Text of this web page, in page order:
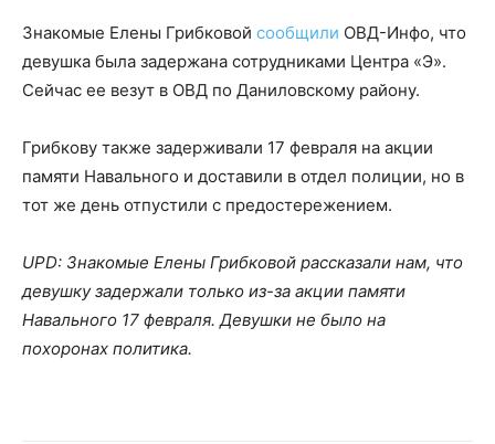
Знакомые Елены Грибковой сообщили ОВД-Инфо, что
девушка была задержана сотрудниками Центра «Э».
Сейчас ее везут в ОВД по Даниловскому району.
Грибкову также задерживали 17 февраля на акции
памяти Навального и доставили в отдел полиции, но в
тот же день отпустили с предостережением.
UPD: Знакомые Елены Грибковой рассказали нам, что
девушку задержали только из-за акции памяти
Навального 17 февраля. Девушки не было на
похоронах политика.